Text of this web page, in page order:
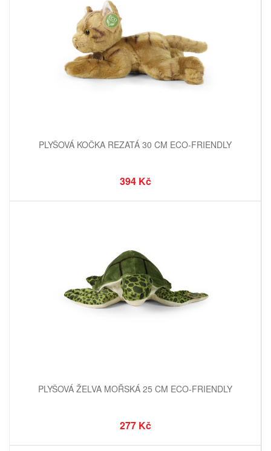
PLYŠOVÁ KOČKA REZATÁ 30 CM ECO-FRIENDLY
394 Kč
PLYŠOVÁ ŽELVA MOŘSKÁ 25 CM ECO-FRIENDLY
277 Kč